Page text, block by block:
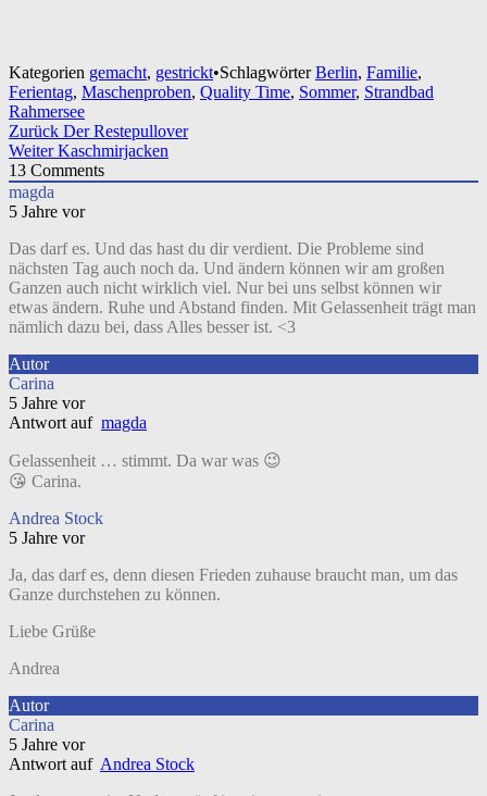
Kategorien gemacht, gestrickt•SchlagwörterBerlin, Familie,
Ferientag, Maschenproben, Quality Time, Sommer, Strandbad
Rahmersee
Beitragsnavigation
Zurück Der Restepullover
Weiter Kaschmirjacken
13 Comments
magda
5 Jahre vor
Das darf es. Und das hast du dir verdient. Die Probleme sind
nächsten Tag auch noch da. Und ändern können wir am großen
Ganzen auch nicht wirklich viel. Nur bei uns selbst können wir
etwas ändern. Ruhe und Abstand finden. Mit Gelassenheit trägt man
nämlich dazu bei, dass Alles besser ist. <3
Autor
Carina
5 Jahre vor
Antwort auf magda
Gelassenheit … stimmt. Da war was 😉
😘 Carina.
Andrea Stock
5 Jahre vor
Ja, das darf es, denn diesen Frieden zuhause braucht man, um das
Ganze durchstehen zu können.
Liebe Grüße
Andrea
Autor
Carina
5 Jahre vor
Antwort auf Andrea Stock